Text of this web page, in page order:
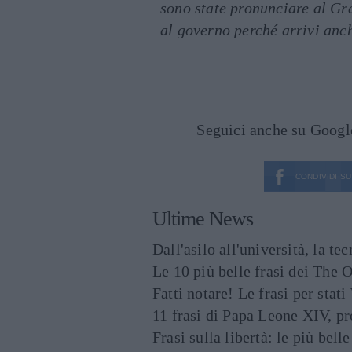
sono state pronunciare al
al governo perché arrivi
Seguici anche su
CONDIVIDI SU
Ultime News
Dall'asilo all'università, la
Le 10 più belle frasi dei The
Fatti notare! Le frasi per stati
11 frasi di Papa Leone XIV,
Frasi sulla libertà: le più